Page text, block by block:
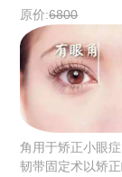
原价:6800
角用于矫正小眼
韧带固定术以矫